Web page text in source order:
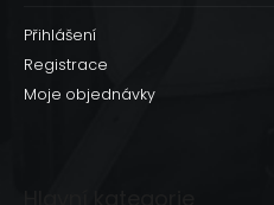
Přihlášení
Registrace
Moje objednávky